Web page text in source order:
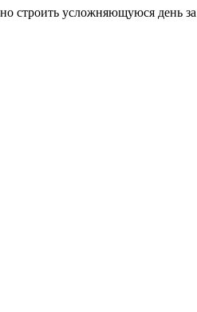
строить усложняющуюся день за